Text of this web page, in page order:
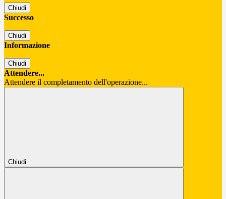
Chiudi
Successo
Chiudi
Informazione
Chiudi
Attendere...
Attendere il completamento dell'operazione...
Chiudi